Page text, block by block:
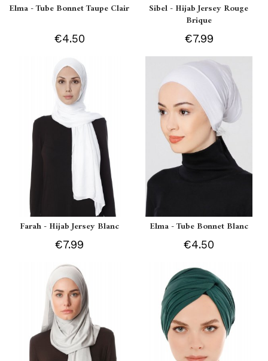
Elma - Tube Bonnet Taupe Clair
€4.50
Sibel - Hijab Jersey Rouge
Brique
€7.99
Farah - Hijab Jersey Blanc
€7.99
Elma - Tube Bonnet Blanc
€4.50